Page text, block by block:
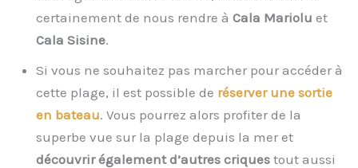
certainement de nous rendre à Cala Mariolu et
Cala Sisine.
Si vous ne souhaitez pas marcher pour accéder à
cette plage, il est possible de réserver une sortie
en bateau. Vous pourrez alors profiter de la
superbe vue sur la plage depuis la mer et
découvrir également d’autres criques tout aussi